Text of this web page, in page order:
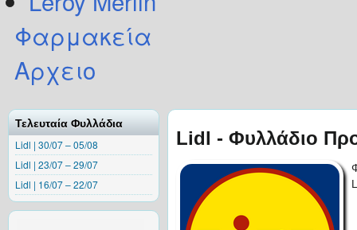
Φαρμακεία
Αρχειο
Τελευταία Φυλλάδια
Lidl | 30/07 – 05/08
Lidl | 23/07 – 29/07
Lidl | 16/07 – 22/07
Lidl - Φυλλάδιο